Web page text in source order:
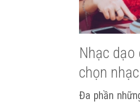
Nhạc
chọn
Đa phần